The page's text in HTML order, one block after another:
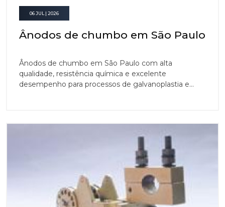
06 JUL | 2026
Ânodos de chumbo em São Paulo
Ânodos de chumbo em São Paulo com alta
qualidade, resistência química e excelente
desempenho para processos de galvanoplastia e